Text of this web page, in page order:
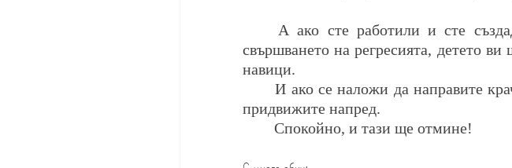
А ако сте работили и сте
свършването на регресията, детето
навици.
И ако се наложи да направите
придвижите напред.
Спокойно, и тази ще отмине!